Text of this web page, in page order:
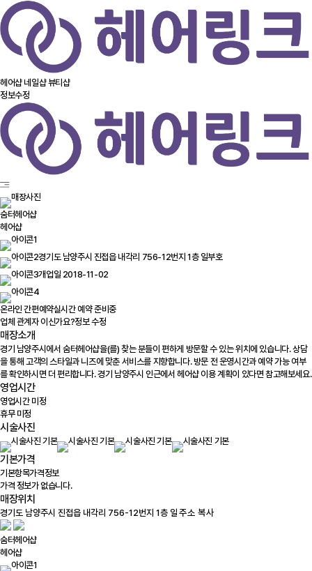
헤어샵 네일샵뷰티샵
정보수정
숨터헤어샵
헤어샵
경기도 남양주시 진접읍 내각리 756-12번지 1층 일부호
개업일 2018-11-02
온라인 간편예약실시간 예약 준비중
업체 관계자 이신가요?정보 수정
매장소개
경기 남양주시에서 숨터헤어샵을(를) 찾는 분들이 편하게 방문할 수 있는 위치에 있습니다. 상담
을 통해 고객의 스타일과 니즈에 맞춘 서비스를 지향합니다. 방문 전 운영시간과 예약 가능 여부
를 확인하시면 더 편리합니다. 경기 남양주시 인근에서 헤어샵 이용 계획이 있다면 참고해보세요.
영업시간
영업시간 미정
휴무 미정
시술사진
기본가격
기본항목가격정보
가격 정보가 없습니다.
매장위치
주소 복사
숨터헤어샵
헤어샵